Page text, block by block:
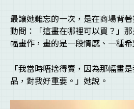
最讓她難忘的一次，是在商場背
動問：「這畫在哪裡可以買？」
幅畫作，畫的是一段情感、一種希
「我當時唔捨得賣，因為那幅畫
品，對我好重要。」她說。